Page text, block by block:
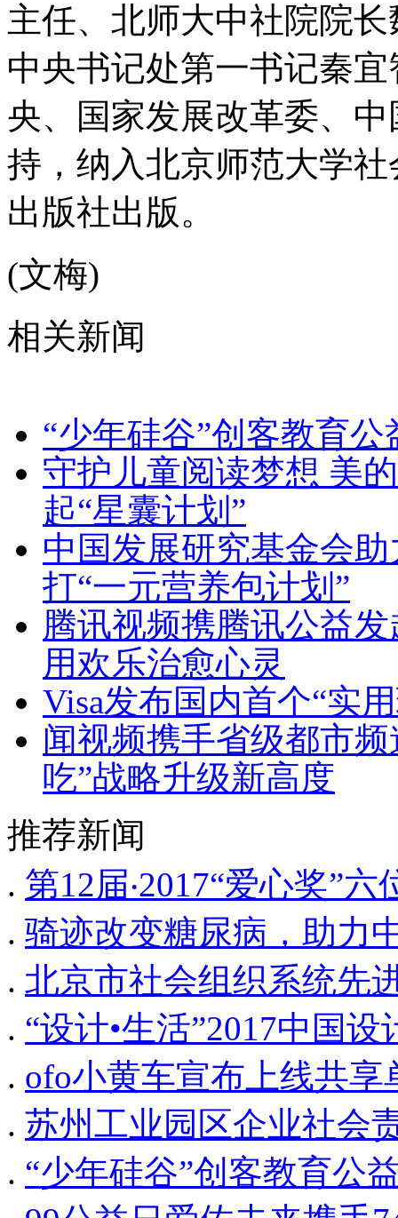
主任、北师大中社院院
中央书记处第一书记秦
央、国家发展改革委、
持，纳入北京师范大学
出版社出版。
(文梅)
相关新闻
“少年硅谷”创客教育
守护儿童阅读梦想 美
起“星囊计划”
中国发展研究基金会
打“一元营养包计划”
腾讯视频携腾讯公益
用欢乐治愈心灵
Visa发布国内首个“实
闻视频携手省级都市
吃”战略升级新高度
推荐新闻
. 第12届‧2017“爱心奖”
. 骑迹改变糖尿病，助力
. 北京市社会组织系统先
. “设计•生活”2017中国
. ofo小黄车宣布上线共
. 苏州工业园区企业社会
. “少年硅谷”创客教育公